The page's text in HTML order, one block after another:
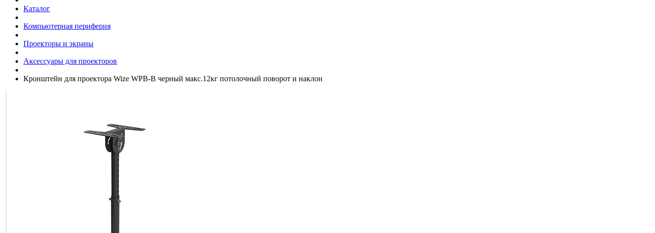
Каталог
Компьютерная периферия
Проекторы и экраны
Аксессуары для проекторов
Кронштейн для проектора Wize WPB-B черный макс.12кг потолочный поворот и наклон